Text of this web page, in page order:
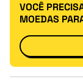
VOCÊ
MOEDAS